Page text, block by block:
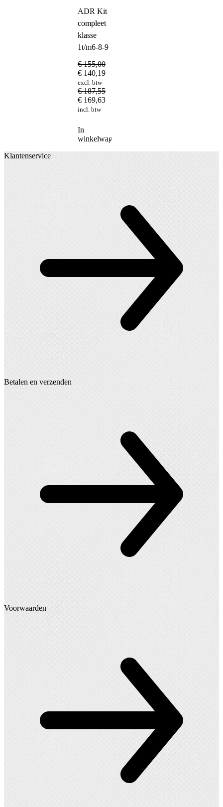
ADR Kit
compleet
klasse
1t/m6-8-9
€155,00
€ 140,19
excl. btw
€187,55
€ 169,63
incl. btw
In
winkelwagen
Klantenservice
Betalen en verzenden
Voorwaarden